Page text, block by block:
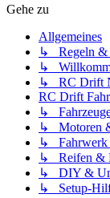
Gehe zu
Allgemeines
↳ Regeln &
↳
↳ RC Drift
RC Drift
↳
↳ Motoren
↳ Fahrwerk
↳ Reifen &
↳ DIY &
↳ Setup-